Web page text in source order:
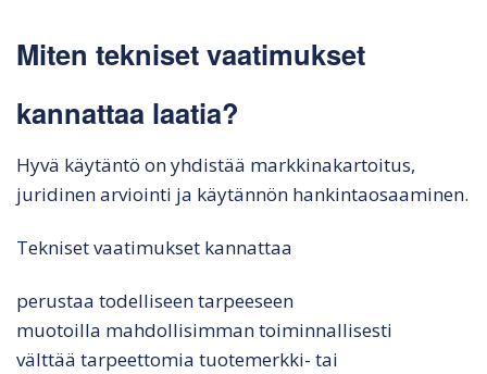
Miten tekniset vaatimukset
kannattaa laatia?
Hyvä käytäntö on yhdistää markkinakartoitus,
juridinen arviointi ja käytännön hankintaosaaminen.
Tekniset vaatimukset kannattaa
perustaa todelliseen tarpeeseen
muotoilla mahdollisimman toiminnallisesti
välttää tarpeettomia tuotemerkki- tai